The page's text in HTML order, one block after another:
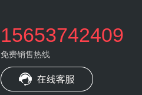
15653742409
免费销售热线